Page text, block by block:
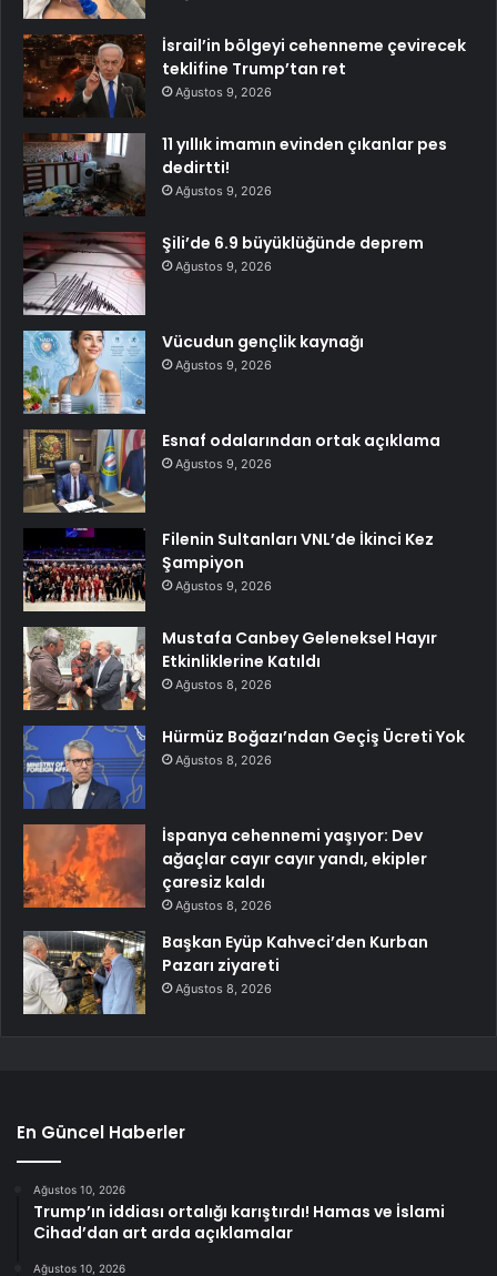
İsrail’in bölgeyi cehenneme çevirecek
teklifine Trump’tan ret
Ağustos 9, 2026
11 yıllık imamın evinden çıkanlar pes
dedirtti!
Ağustos 9, 2026
Şili’de 6.9 büyüklüğünde deprem
Ağustos 9, 2026
Vücudun gençlik kaynağı
Ağustos 9, 2026
Esnaf odalarından ortak açıklama
Ağustos 9, 2026
Filenin Sultanları VNL’de İkinci Kez
Şampiyon
Ağustos 9, 2026
Mustafa Canbey Geleneksel Hayır
Etkinliklerine Katıldı
Ağustos 8, 2026
Hürmüz Boğazı’ndan Geçiş Ücreti Yok
Ağustos 8, 2026
İspanya cehennemi yaşıyor: Dev
ağaçlar cayır cayır yandı, ekipler
çaresiz kaldı
Ağustos 8, 2026
Başkan Eyüp Kahveci’den Kurban
Pazarı ziyareti
Ağustos 8, 2026
En Güncel Haberler
Ağustos 10, 2026
Trump’ın iddiası ortalığı karıştırdı! Hamas ve İslami
Cihad’dan art arda açıklamalar
Ağustos 10, 2026